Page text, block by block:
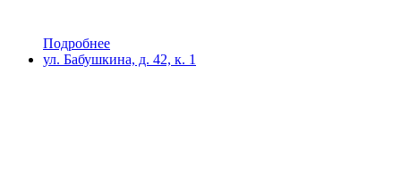
Подробнее
ул. Бабушкина, д. 42, к. 1